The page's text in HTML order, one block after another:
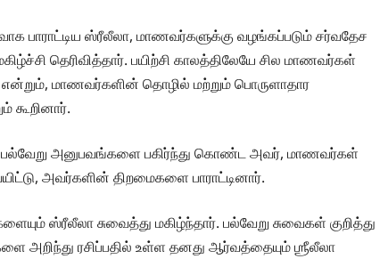
பாராட்டிய ஸ்ரீலீலா, மாணவர்களுக்கு வழங்கப்படும் சர்வதேச
தெரிவித்தார். பயிற்சி காலத்திலேயே சில மாணவர்கள்
என்றும், மாணவர்களின் தொழில் மற்றும் பொருளாதார
கூறினார்.
அனுபவங்களை பகிர்ந்து கொண்ட அவர், மாணவர்கள்
அவர்களின் திறமைகளை பாராட்டினார்.
ஸ்ரீலீலா சுவைத்து மகிழ்ந்தார். பல்வேறு சுவைகள் குறித்து
அறிந்து ரசிப்பதில் உள்ள தனது ஆர்வத்தையும் ஶ்ரீலீலா